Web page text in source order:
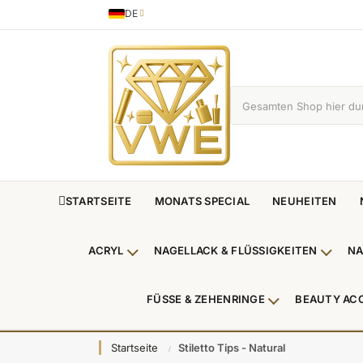
Sprache
DE
German
STARTSEITE MONATS SPECIAL NEUHEITEN
ACRYL Untermenü Acryl anzeigen
NAGELLACK & FLÜSSIGKEITEN
FÜSSE & ZEHENRINGE Untermenü
BEAUTY
Startseite Stiletto Tips - Natural